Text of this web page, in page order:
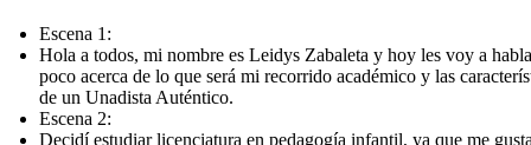
Escena 1:
Hola a todos, mi nombre es Leidys Zabaleta y hoy les voy a
poco acerca de lo que será mi recorrido académico y las
de un Unadista Auténtico.
Escena 2:
Decidí estudiar licenciatura en pedagogía infantil, ya que me